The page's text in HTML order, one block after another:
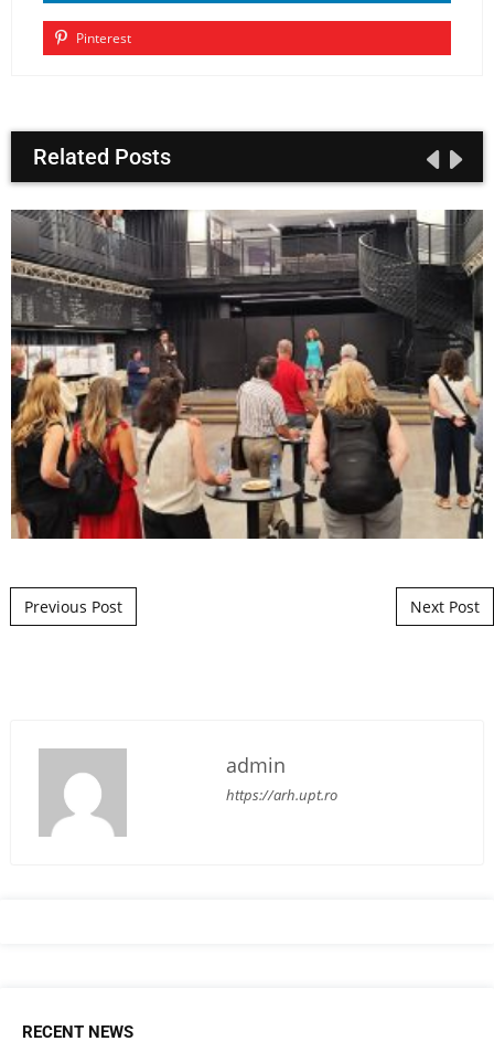
Pinterest
Related Posts
Post navigation
Previous Post Next Post
admin
https://arh.upt.ro
RECENT NEWS